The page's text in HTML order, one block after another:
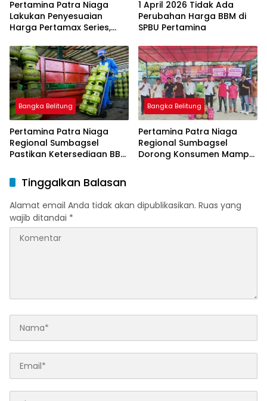
Pertamina Patra Niaga
Lakukan Penyesuaian
Harga Pertamax Series,
Subsidi Tetap
1 April 2026 Tidak Ada
Perubahan Harga BBM di
SPBU Pertamina
Bangka Belitung
Pertamina Patra Niaga
Regional Sumbagsel
Pastikan Ketersediaan BBM
Ramadan dan Menjelang
Idulfitri
Bangka Belitung
Pertamina Patra Niaga
Regional Sumbagsel
Dorong Konsumen Mampu
Tinggalkan Balasan
Alamat email Anda tidak akan dipublikasikan. Ruas yang
wajib ditandai *